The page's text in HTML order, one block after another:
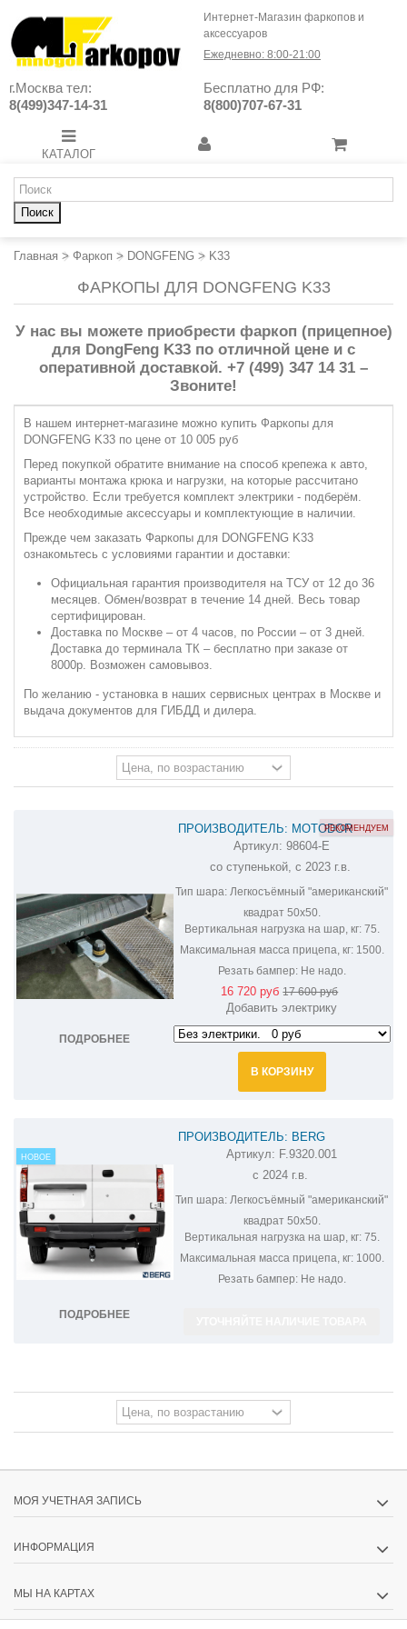
Интернет-Магазин фаркопов и
аксессуаров
Ежедневно: 8:00-21:00
г.Москва тел:
8(499)347-14-31
Бесплатно для РФ:
8(800)707-67-31
КАТАЛОГ
Поиск
Главная > Фаркоп > DONGFENG > K33
ФАРКОПЫ ДЛЯ DONGFENG K33
У нас вы можете приобрести фаркоп (прицепное)
для DongFeng K33 по отличной цене и с
оперативной доставкой. +7 (499) 347 14 31 –
Звоните!
В нашем интернет-магазине можно купить Фаркопы для
DONGFENG K33 по цене от 10 005 руб
Перед покупкой обратите внимание на способ крепежа к авто,
варианты монтажа крюка и нагрузки, на которые рассчитано
устройство. Если требуется комплект электрики - подберём.
Все необходимые аксессуары и комплектующие в наличии.
Прежде чем заказать Фаркопы для DONGFENG K33
ознакомьтесь с условиями гарантии и доставки:
Официальная гарантия производителя на ТСУ от 12 до 36
месяцев. Обмен/возврат в течение 14 дней. Весь товар
сертифицирован.
Доставка по Москве – от 4 часов, по России – от 3 дней.
Доставка до терминала ТК – бесплатно при заказе от
8000р. Возможен самовывоз.
По желанию - установка в наших сервисных центрах в Москве и
выдача документов для ГИБДД и дилера.
ПОДРОБНЕЕ
ПРОИЗВОДИТЕЛЬ: MOTODOR
ФАРКОП НА DONGFENG K32/K33 98604-
E
Артикул: 98604-E
со ступенькой, с 2023 г.в.
Тип шара: Легкосъёмный "американский"
квадрат 50х50.
Вертикальная нагрузка на шар, кг:75.
Максимальная масса прицепа, кг:1500.
Резать бампер:Не надо.
РЕКОМЕНДУЕМ
16 720 руб17 600 руб
Добавить электрику
В КОРЗИНУ
НОВОЕ
ПОДРОБНЕЕ
ПРОИЗВОДИТЕЛЬ: BERG
ФАРКОП НА DONGFENG K33 F.9320.001
Артикул: F.9320.001
с 2024 г.в.
Тип шара: Легкосъёмный "американский"
квадрат 50х50.
Вертикальная нагрузка на шар, кг:75.
Максимальная масса прицепа, кг:1000.
Резать бампер:Не надо.
МОЯ УЧЕТНАЯ ЗАПИСЬ
ИНФОРМАЦИЯ
МЫ НА КАРТАХ